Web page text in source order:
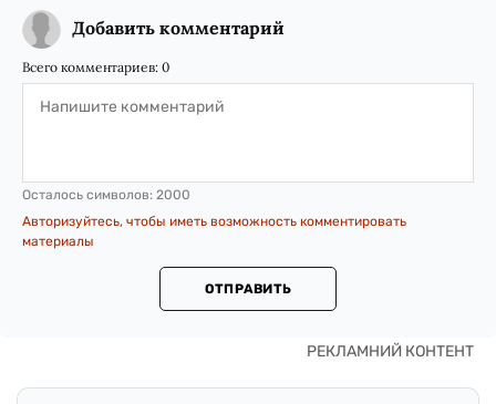
Добавить комментарий
Всего комментариев: 0
Осталось символов: 2000
Авторизуйтесь, чтобы иметь возможность комментировать
материалы
ОТПРАВИТЬ